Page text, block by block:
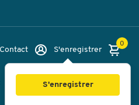
Contact S'enregistrer
S'enregistrer
0
Services & planification Inspiration